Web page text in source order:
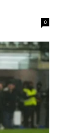
0